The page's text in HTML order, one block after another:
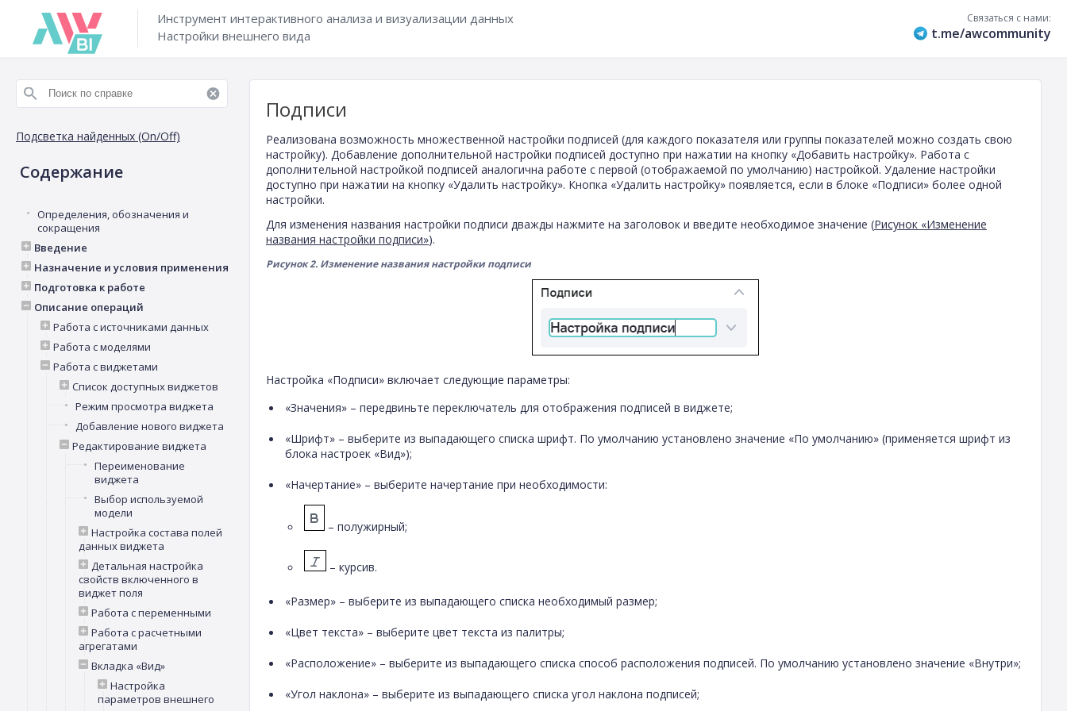
Инструмент интерактивного анализа и визуализации данных
Настройки внешнего вида
Связаться с нами:
t.me/awcommunity
Подписи
Реализована возможность множественной настройки подписей (для каждого показателя или группы показателей можно создать свою
настройку). Добавление дополнительной настройки подписей доступно при нажатии на кнопку «Добавить настройку». Работа с
дополнительной настройкой подписей аналогична работе с первой (отображаемой по умолчанию) настройкой. Удаление настройки
доступно при нажатии на кнопку «Удалить настройку». Кнопка «Удалить настройку» появляется, если в блоке «Подписи» более одной
настройки.
Для изменения названия настройки подписи дважды нажмите на заголовок и введите необходимое значение (Рисунок «Изменение
названия настройки подписи»).
Рисунок 2. Изменение названия настройки подписи
Настройка «Подписи» включает следующие параметры:
«Значения» – передвиньте переключатель для отображения подписей в виджете;
«Шрифт» – выберите из выпадающего списка шрифт. По умолчанию установлено значение «По умолчанию» (применяется шрифт из
блока настроек «Вид»);
«Начертание» – выберите начертание при необходимости:
– полужирный;
– курсив.
«Размер» – выберите из выпадающего списка необходимый размер;
«Цвет текста» – выберите цвет текста из палитры;
«Расположение» – выберите из выпадающего списка способ расположения подписей. По умолчанию установлено значение «Внутри»;
«Угол наклона» – выберите из выпадающего списка угол наклона подписей;
Содержание
Определения, обозначения и
сокращения
Введение
Назначение и условия применения
Подготовка к работе
Описание операций
Работа с источниками данных
Работа с моделями
Работа с виджетами
Список доступных виджетов
Режим просмотра виджета
Добавление нового виджета
Редактирование виджета
Переименование
виджета
Выбор используемой
модели
Настройка состава полей
данных виджета
Детальная настройка
свойств включенного в
виджет поля
Работа с переменными
Работа с расчетными
агрегатами
Вкладка «Вид»
Настройка
параметров внешнего
Подсветка найденных (On/Off)